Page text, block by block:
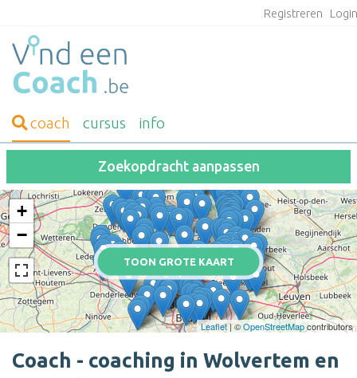
Registreren
coach cursus info
Zoekopdracht aanpassen
TOON GROTE KAART
+
−
Leaflet| ©OpenStreetMapcontributors
Coach - coaching in Wolvertem en